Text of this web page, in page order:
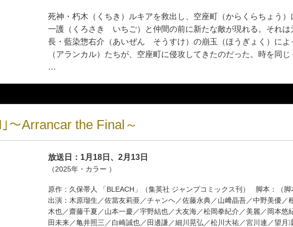
死神・朽木（くちき）ルキアを救出し、空座町（からくらちょう
一護（くろさき いちご）と仲間の前に新たな敵が現れる。それは
長・藍染惣右介（あいぜん そうすけ）の崩玉（ほうぎょく）によ
（アランカル）たちが、空座町に侵攻してきたのだった。時を同
…
～Arrancar the Final～
放送日：1月18日、2月13日
（2025年・カラー ）
原作：久保帯人 「BLEACH」（集英社 ジャンプコミックス刊） 脚本：（
出演：木原瑠生／佐當友莉亜／チャンヘ／佐藤永典／山﨑晶吾／中野美優／
木也／齋藤千夏／山本一慶／宇野結也／大友海／松岡拳紀介／美麗／岡本悠
田未来／亀井照三／白崎誠也／田邊謙／細川晃弘／松川大祐／宮川連／望月